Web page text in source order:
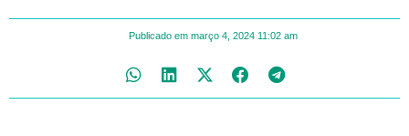
Publicado em março 4, 2024 11:02 am